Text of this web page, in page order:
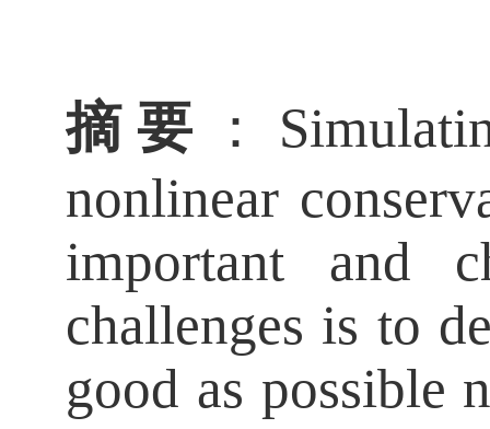
摘要 ：
nonlinear
important and
challenges is to
good as possible